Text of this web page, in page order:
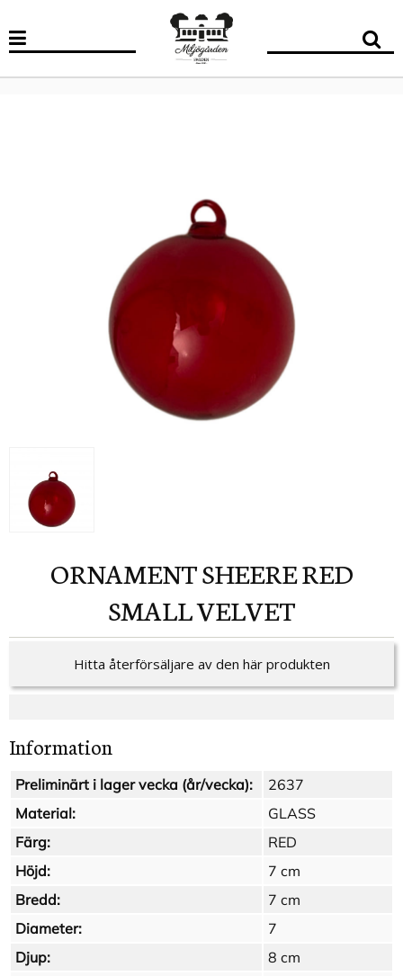
ORNAMENT SHEERE RED
SMALL VELVET
Hitta återförsäljare av den här produkten
Information
Preliminärt i lager vecka (år/vecka):
2637
Material:
GLASS
Färg:
RED
Höjd:
7 cm
Bredd:
7 cm
Diameter:
7
Djup:
8 cm